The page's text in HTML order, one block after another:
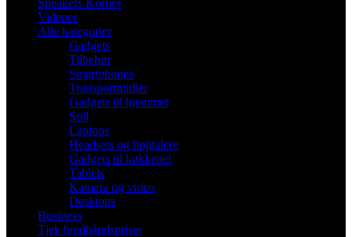
Speakers Korner
Videoer
Alle kategorier
Gadgets
Tilbehør
Smartphones
Transportmidler
Gadgets til hjemmet
Spil
Laptops
Headsets og højttalere
Gadgets til køkkenet
Tablets
Kamera og video
Desktops
Business
Tjek bredbåndspriser